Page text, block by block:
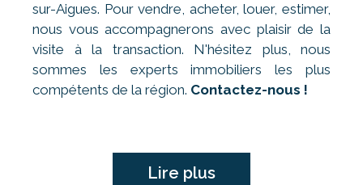
sur-Aigues. Pour vendre, acheter, louer, estimer,
nous vous accompagnerons avec plaisir de la
visite à la transaction. N'hésitez plus, nous
sommes les experts immobiliers les plus
compétents de la région. Contactez-nous !
Lire plus